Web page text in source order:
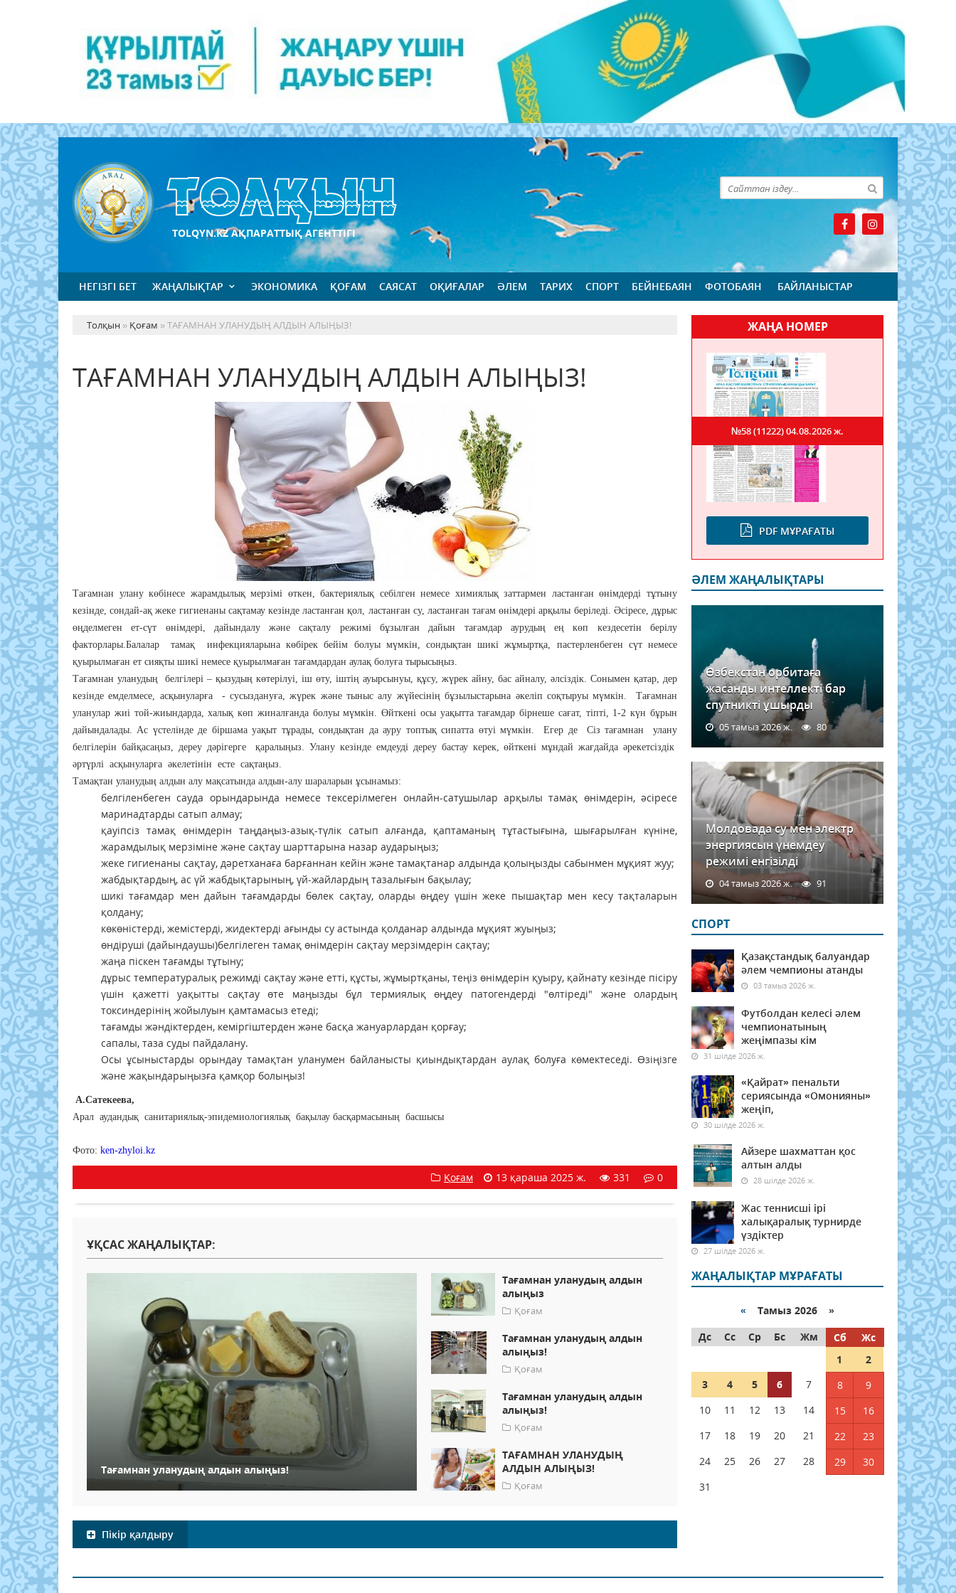
TOLQYN.KZ АҚПАРАТТЫҚ АГЕНТТІГІ
НЕГІЗГІ БЕТ ЖАҢАЛЫҚТАР ЭКОНОМИКА ҚОҒАМ САЯСАТ ОҚИҒАЛАР ӘЛЕМ ТАРИХ СПОРТ БЕЙНЕБАЯН ФОТОБАЯН БАЙЛАНЫСТАР
Толқын » Қоғам » ТАҒАМНАН УЛАНУДЫҢ АЛДЫН АЛЫҢЫЗ!
ТАҒАМНАН УЛАНУДЫҢ АЛДЫН АЛЫҢЫЗ!
Тағамнан улану көбінесе жарамдылық мерзімі өткен, бактериялық себілген немесе химиялық заттармен ластанған өнімдерді тұтыну
кезінде, сондай-ақ жеке гигиенаны сақтамау кезінде ластанған қол, ластанған су, ластанған тағам өнімдері арқылы беріледі. Әсіресе, дұрыс
өңделмеген ет-сүт өнімдері, дайындалу және сақталу режимі бұзылған дайын тағамдар аурудың ең көп кездесетін берілу
факторлары.Балалар тамақ инфекцияларына көбірек бейім болуы мүмкін, сондықтан шикі жұмыртқа, пастерленбеген сүт немесе
қуырылмаған ет сияқты шикі немесе қуырылмаған тағамдардан аулақ болуға тырысыңыз.
Тағамнан уланудың белгілері – қызудың көтерілуі, іш өту, іштің ауырсынуы, құсу, жүрек айну, бас айналу, әлсіздік. Сонымен қатар, дер
кезінде емделмесе, асқынуларға - сусыздануға, жүрек және тыныс алу жүйесінің бұзылыстарына әкеліп соқтыруы мүмкін. Тағамнан
уланулар жиі той-жиындарда, халық көп жиналғанда болуы мүмкін. Өйткені осы уақытта тағамдар бірнеше сағат, тіпті, 1-2 күн бұрын
дайындалады. Ас үстелінде де біршама уақыт тұрады, сондықтан да ауру топтық сипатта өтуі мүмкін. Егер де Сіз тағамнан улану
белгілерін байқасаңыз, дереу дәрігерге қаралыңыз. Улану кезінде емдеуді дереу бастау керек, өйткені мұндай жағдайда әрекетсіздік
әртүрлі асқынуларға әкелетінін есте сақтаңыз.
Тамақтан уланудың алдын алу мақсатында алдын-алу шараларын ұсынамыз:
белгіленбеген сауда орындарында немесе тексерілмеген онлайн-сатушылар арқылы тамақ өнімдерін, әсіресе
маринадтарды сатып алмау;
қауіпсіз тамақ өнімдерін таңдаңыз-азық-түлік сатып алғанда, қаптаманың тұтастығына, шығарылған күніне,
жарамдылық мерзіміне және сақтау шарттарына назар аударыңыз;
жеке гигиенаны сақтау, дәретханаға барғаннан кейін және тамақтанар алдында қолыңызды сабынмен мұқият жуу;
жабдықтардың, ас үй жабдықтарының, үй-жайлардың тазалығын бақылау;
шикі тағамдар мен дайын тағамдарды бөлек сақтау, оларды өңдеу үшін жеке пышақтар мен кесу тақталарын
қолдану;
көкөністерді, жемістерді, жидектерді ағынды су астында қолданар алдында мұқият жуыңыз;
өндіруші (дайындаушы)белгілеген тамақ өнімдерін сақтау мерзімдерін сақтау;
жаңа піскен тағамды тұтыну;
дұрыс температуралық режимді сақтау және етті, құсты, жұмыртқаны, теңіз өнімдерін қуыру, қайнату кезінде пісіру
үшін қажетті уақытты сақтау өте маңызды бұл термиялық өңдеу патогендерді "өлтіреді" және олардың
токсиндерінің жойылуын қамтамасыз етеді;
тағамды жәндіктерден, кеміргіштерден және басқа жануарлардан қорғау;
сапалы, таза суды пайдалану.
Осы ұсыныстарды орындау тамақтан уланумен байланысты қиындықтардан аулақ болуға көмектеседі. Өзіңізге
және жақындарыңызға қамқор болыңыз!
А.Сатекеева,
Арал аудандық санитариялық-эпидемиологиялық бақылау басқармасының басшысы
Фото: ken-zhyloi.kz
Қоғам 13 қараша 2025 ж. 331 0
ҰҚСАС ЖАҢАЛЫҚТАР:
Тағамнан уланудың алдын алыңыз!
Тағамнан уланудың алдын
алыңыз
Қоғам
Тағамнан уланудың алдын
алыңыз!
Қоғам
Тағамнан уланудың алдын
алыңыз!
Қоғам
ТАҒАМНАН УЛАНУДЫҢ
АЛДЫН АЛЫҢЫЗ!
Қоғам
Пікір қалдыру
ЖАҢА НОМЕР
PDF МҰРАҒАТЫ
№58 (11222)04.08.2026 ж.
ӘЛЕМ ЖАҢАЛЫҚТАРЫ
Өзбекстан орбитаға
жасанды интеллекті бар
спутникті ұшырды
05 тамыз 2026 ж. 80
Молдовада су мен электр
энергиясын үнемдеу
режимі енгізілді
04 тамыз 2026 ж. 91
СПОРТ
Қазақстандық балуандар
әлем чемпионы атанды
03 тамыз 2026 ж.
Футболдан келесі әлем
чемпионатының
жеңімпазы кім
31 шілде 2026 ж.
«Қайрат» пенальти
сериясында «Омонияны»
жеңіп,
30 шілде 2026 ж.
Айзере шахматтан қос
алтын алды
28 шілде 2026 ж.
Жас теннисші ірі
халықаралық турнирде
үздіктер
27 шілде 2026 ж.
ЖАҢАЛЫҚТАР МҰРАҒАТЫ
« Тамыз 2026 »
Дс
Сс Ср Бс Жм Сб
Жс
1
2
3
4 5 6 7 8
9
10
11 12 13 14 15
16
17
18 19 20 21 22
23
24
25 26 27 28 29
30
31